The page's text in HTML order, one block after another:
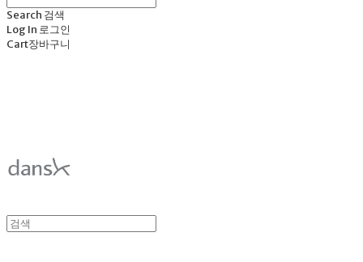
Search 검색
Log In 로그인
Cart장바구니